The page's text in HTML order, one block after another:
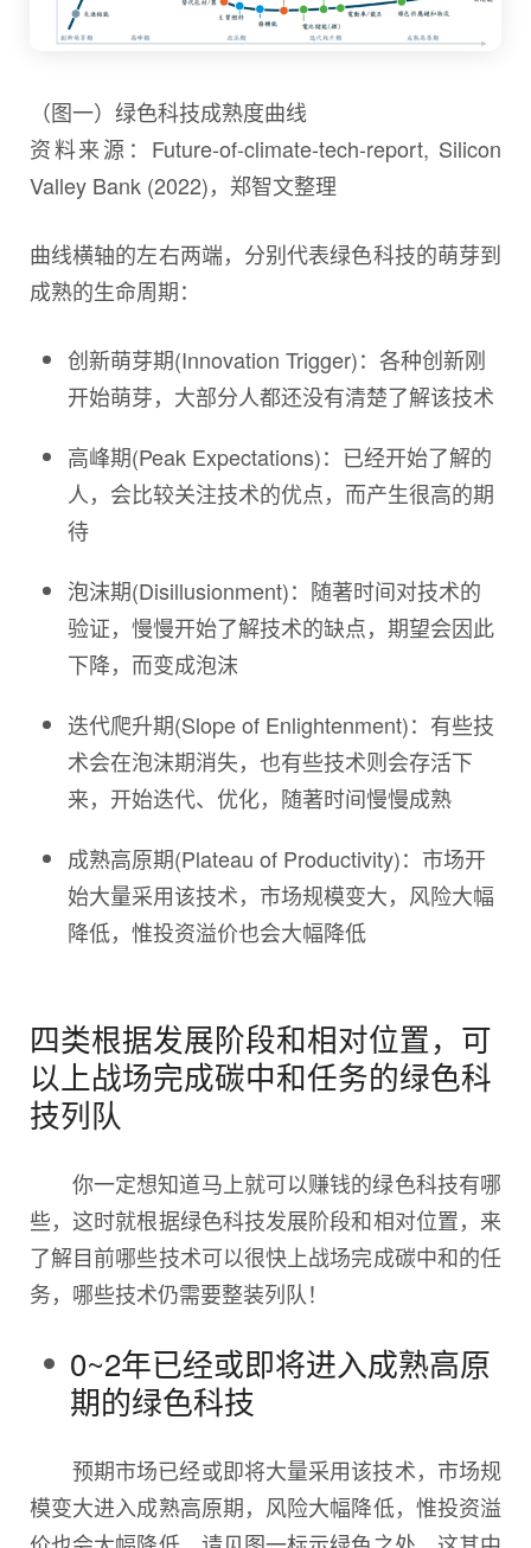
（图一）绿色科技成熟度曲线
资料来源：Future-of-climate-tech-report, Silicon
Valley Bank (2022)，郑智文整理
曲线横轴的左右两端，分别代表绿色科技的萌芽到
成熟的生命周期：
创新萌芽期(Innovation Trigger)：各种创新刚
开始萌芽，大部分人都还没有清楚了解该技术
高峰期(Peak Expectations)：已经开始了解的
人，会比较关注技术的优点，而产生很高的期
待
泡沫期(Disillusionment)：随著时间对技术的
验证，慢慢开始了解技术的缺点，期望会因此
下降，而变成泡沫
迭代爬升期(Slope of Enlightenment)：有些技
术会在泡沫期消失，也有些技术则会存活下
来，开始迭代、优化，随著时间慢慢成熟
成熟高原期(Plateau of Productivity)：市场开
始大量采用该技术，市场规模变大，风险大幅
降低，惟投资溢价也会大幅降低
四类根据发展阶段和相对位置，可
以上战场完成碳中和任务的绿色科
技列队
你一定想知道马上就可以赚钱的绿色科技有哪
些，这时就根据绿色科技发展阶段和相对位置，来
了解目前哪些技术可以很快上战场完成碳中和的任
务，哪些技术仍需要整装列队！
0~2年已经或即将进入成熟高原
期的绿色科技
预期市场已经或即将大量采用该技术，市场规
模变大进入成熟高原期，风险大幅降低，惟投资溢